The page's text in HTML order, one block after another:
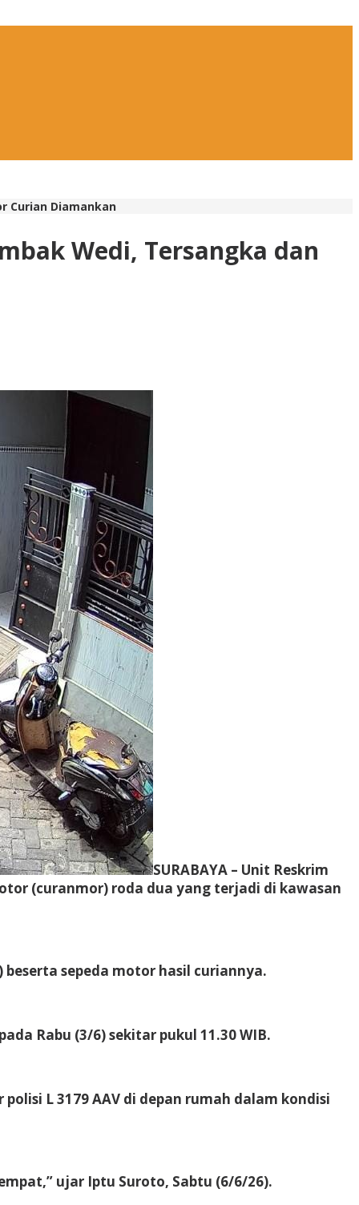
Curian Diamankan
Wedi, Tersangka dan
SURABAYA – Unit Reskrim
(curanmor) roda dua yang terjadi di kawasan
sepeda motor hasil curiannya.
Rabu (3/6) sekitar pukul 11.30 WIB.
L 3179 AAV di depan rumah dalam kondisi
ujar Iptu Suroto, Sabtu (6/6/26).